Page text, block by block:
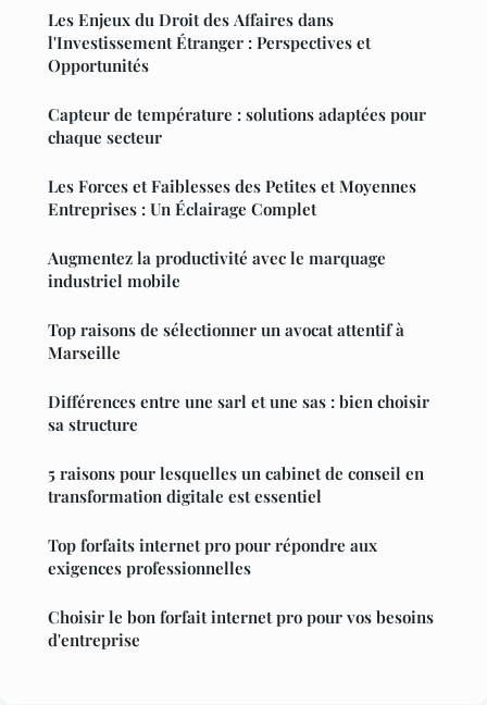
Les Enjeux du Droit des Affaires dans
l'Investissement Étranger : Perspectives et
Opportunités
Capteur de température : solutions adaptées pour
chaque secteur
Les Forces et Faiblesses des Petites et Moyennes
Entreprises : Un Éclairage Complet
Augmentez la productivité avec le marquage
industriel mobile
Top raisons de sélectionner un avocat attentif à
Marseille
Différences entre une sarl et une sas : bien choisir
sa structure
5 raisons pour lesquelles un cabinet de conseil en
transformation digitale est essentiel
Top forfaits internet pro pour répondre aux
exigences professionnelles
Choisir le bon forfait internet pro pour vos besoins
d'entreprise